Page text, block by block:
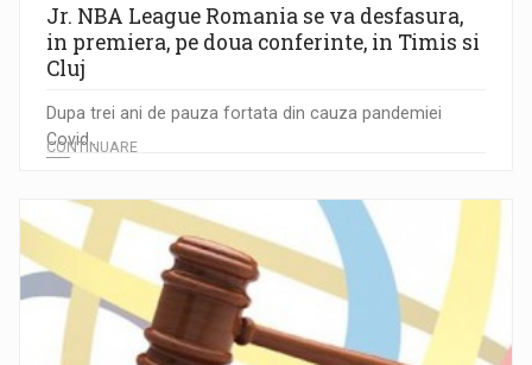
Jr. NBA League Romania se va desfasura,
in premiera, pe doua conferinte, in Timis si
Cluj
Dupa trei ani de pauza fortata din cauza pandemiei
Covid...
CONTINUARE